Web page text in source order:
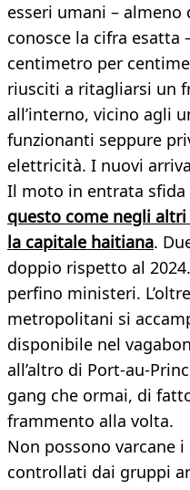
esseri umani –
conosce la cifra esatta
centimetro per
riusciti a ritagliarsi un
all’interno, vicino agli
funzionanti seppure
elettricità. I nuovi
Il moto in entrata sfida
questo come negli
la capitale haitiana.
doppio rispetto al
perfino ministeri.
metropolitani si
disponibile nel
all’altro di Port-au-
gang che ormai, di
frammento alla volta.
Non possono varcane
controllati dai gruppi